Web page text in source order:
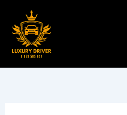
contenu